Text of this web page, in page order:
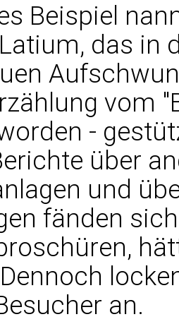
Beispiel
das in
vom
-
über
und
fänden
an.